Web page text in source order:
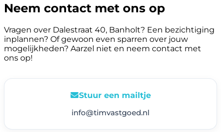
Neem contact met ons op
Vragen over Dalestraat 40, Banholt? Een bezichtiging
inplannen? Of gewoon even sparren over jouw
mogelijkheden? Aarzel niet en neem contact met
ons op!
Stuur een mailtje
info@timvastgoed.nl